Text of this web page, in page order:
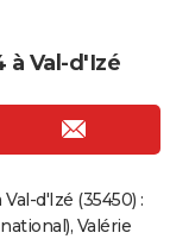
à Val-d'Izé
d'Izé (35450) :
Valérie